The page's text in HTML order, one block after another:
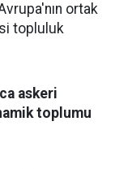
ortak
topluluk
askeri
toplumu